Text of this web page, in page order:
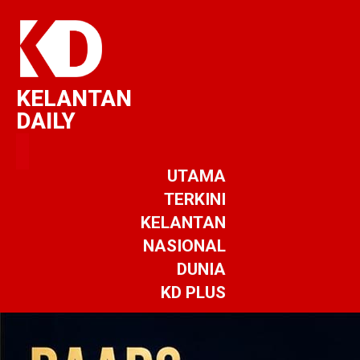
KELANTAN
DAILY
UTAMA
TERKINI
KELANTAN
NASIONAL
DUNIA
KD PLUS